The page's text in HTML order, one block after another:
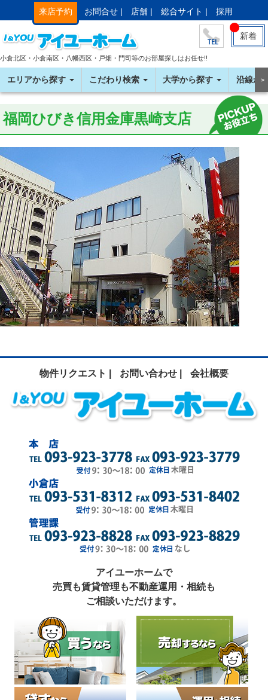
来店予約 お問合せ | 店舗 | 総合サイト | 採用
新着
小倉北区・小倉南区・八幡西区・戸畑・門司等のお部屋探しはお任せ!!
エリアから探す こだわり検索 大学から探す 沿線か＞
福岡ひびき信用金庫黒崎支店
物件リクエスト | お問い合わせ | 会社概要
アイユーホームで
売買も賃貸管理も不動産運用・相続も
ご相談いただけます。